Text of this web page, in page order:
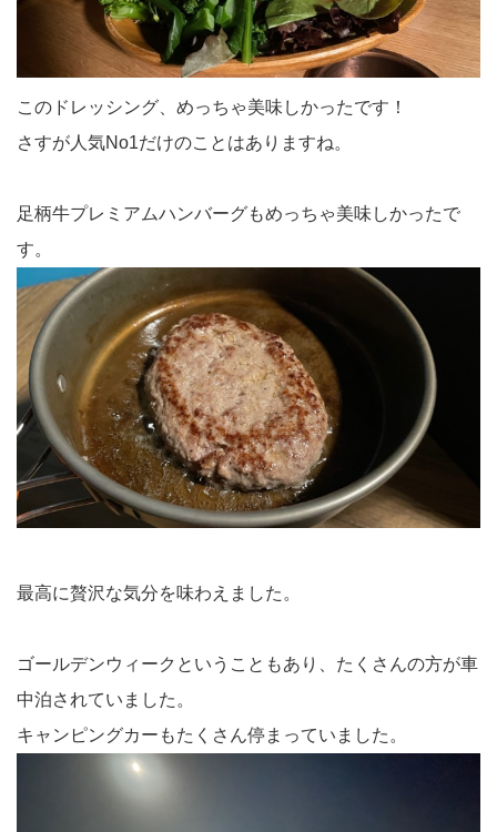
このドレッシング、めっちゃ美味しかったです！
さすが人気No1だけのことはありますね。
足柄牛プレミアムハンバーグもめっちゃ美味しかったで
す。
最高に贅沢な気分を味わえました。
ゴールデンウィークということもあり、たくさんの方が車
中泊されていました。
キャンピングカーもたくさん停まっていました。